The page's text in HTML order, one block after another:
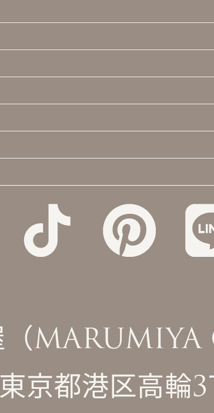
（MARUMIYA
京都港区高輪3